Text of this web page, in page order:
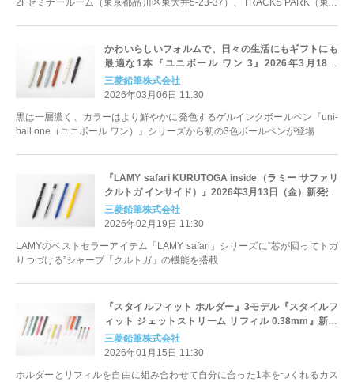
2Fセミナールーム（東京都品川区東大井5-23-37）、TRACKS PARK（東京
かわいらしいフォルムで、日々の生活にもギフトにも
最適な1本『ユニボール ワン 3』2026年3月18日
（水）新発売
三菱鉛筆株式会社
2026年03月06日 11:30
黒は一層濃く、カラーはより鮮やかに発色するゲルインクボールペン『uni-
ball one（ユニボール ワン）』シリーズから初の3色ボールペンが登場
『LAMY safari KURUTOGA inside（ラミー サファリ
クルトガ インサイド）』2026年3月13日（金）新発売
三菱鉛筆株式会社
2026年02月19日 11:30
LAMYのベストセラーアイテム「LAMY safari」シリーズに“芯が回ってトガ
りつづける”シャープ「クルトガ」の機能を搭載
『スタイルフィット ホルダー』3モデル『スタイルフ
ィット ジェットストリーム リフィル 0.38mm』新登
場 2026年1月27日（火）新発売
三菱鉛筆株式会社
2026年01月15日 11:30
ホルダーとリフィルを自由に組み合わせて自分に合った1本をつくれるカス